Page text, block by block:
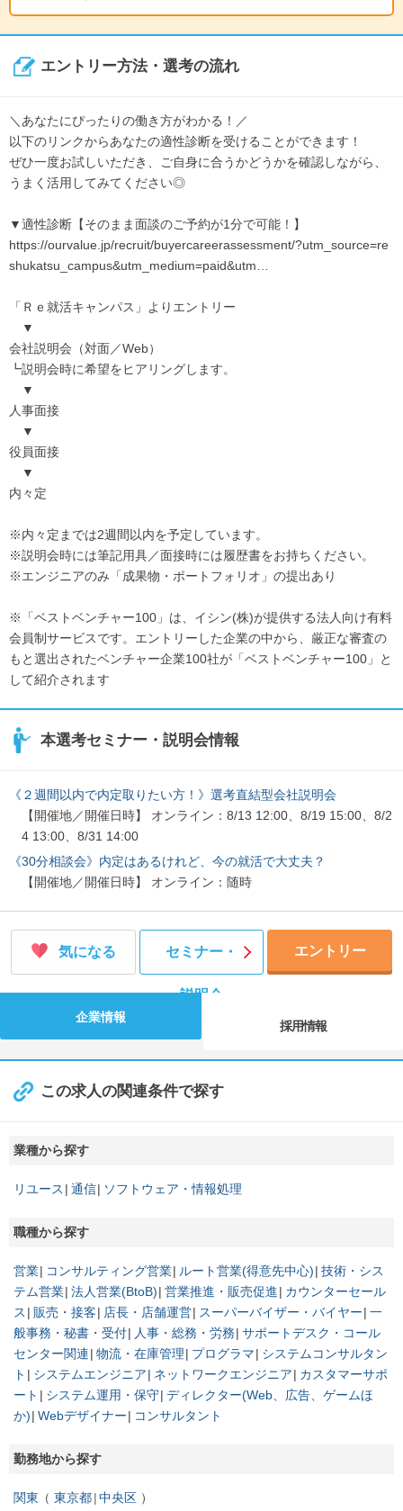
エントリー方法・選考の流れ
＼あなたにぴったりの働き方がわかる！／
以下のリンクからあなたの適性診断を受けることができます！
ぜひ一度お試しいただき、ご自身に合うかどうかを確認しながら、
うまく活用してみてください◎
▼適性診断【そのまま面談のご予約が1分で可能！】
https://ourvalue.jp/recruit/buyercareerassessment/?utm_source=re
shukatsu_campus&utm_medium=paid&utm…
「Ｒｅ就活キャンパス」よりエントリー
▼
会社説明会（対面／Web）
┗説明会時に希望をヒアリングします。
▼
人事面接
▼
役員面接
▼
内々定
※内々定までは2週間以内を予定しています。
※説明会時には筆記用具／面接時には履歴書をお持ちください。
※エンジニアのみ「成果物・ポートフォリオ」の提出あり
※「ベストベンチャー100」は、イシン(株)が提供する法人向け有料
会員制サービスです。エントリーした企業の中から、厳正な審査の
もと選出されたベンチャー企業100社が「ベストベンチャー100」と
して紹介されます
本選考セミナー・説明会情報
《２週間以内で内定取りたい方！》選考直結型会社説明会
【開催地／開催日時】 オンライン：8/13 12:00、8/19 15:00、8/2
4 13:00、8/31 14:00
《30分相談会》内定はあるけれど、今の就活で大丈夫？
【開催地／開催日時】 オンライン：随時
気になる セミナー・
説明会
エントリー
企業情報
採用情報
この求人の関連条件で探す
業種から探す
リユース 通信 ソフトウェア・情報処理
職種から探す
営業 コンサルティング営業 ルート営業(得意先中心) 技術・シス
テム営業 法人営業(BtoB) 営業推進・販売促進
カウンターセール
ス
販売・接客 店長・店舗運営 スーパーバイザー・バイヤー 一
般事務・秘書・受付
人事・総務・労務 サポートデスク・コール
センター関連 物流・在庫管理 プログラマ
システムコンサルタン
ト
システムエンジニア ネットワークエンジニア
カスタマーサポ
ート
システム運用・保守 ディレクター(Web、広告、ゲームほ
か) Webデザイナー コンサルタント
勤務地から探す
関東 東京都 中央区